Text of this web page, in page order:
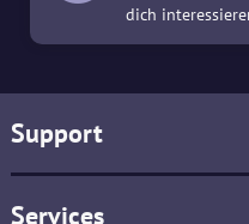
dich
Support
Services